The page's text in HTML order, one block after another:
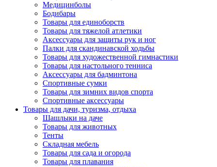
Медицинболы
Бодибары
Товары для единоборств
Товары для тяжелой атлетики
Аксессуары для защиты рук и ног
Палки для скандинавской ходьбы
Товары для художественной гимнастики
Товары для настольного тенниса
Аксессуары для бадминтона
Спортивные сумки
Товары для зимних видов спорта
Спортивные аксессуары
Товары для дачи, туризма, отдыха
Шашлыки на даче
Товары для животных
Тенты
Складная мебель
Товары для сада и огорода
Товары для плавания